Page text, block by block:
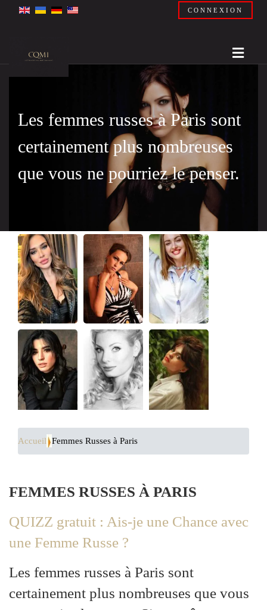
CONNEXION
Les femmes russes à Paris sont
certainement plus nombreuses
que vous ne pourriez le penser.
Accueil Femmes Russes à Paris
FEMMES RUSSES À PARIS
QUIZZ gratuit : Ais-je une Chance avec
une Femme Russe ?
Les femmes russes à Paris sont
certainement plus nombreuses que vous